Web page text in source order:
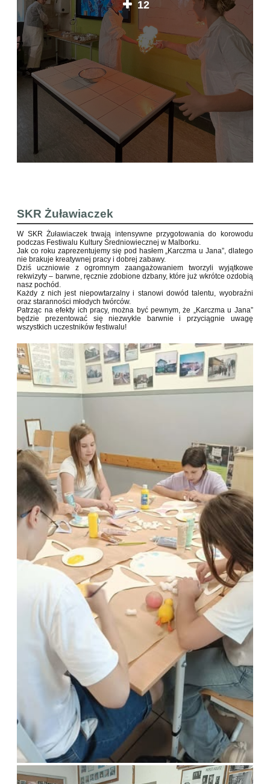
12
SKR Żuławiaczek
W SKR Żuławiaczek trwają intensywne przygotowania do korowodu
podczas Festiwalu Kultury Średniowiecznej w Malborku.
Jak co roku zaprezentujemy się pod hasłem „Karczma u Jana”, dlatego
nie brakuje kreatywnej pracy i dobrej zabawy.
Dziś uczniowie z ogromnym zaangażowaniem tworzyli wyjątkowe
rekwizyty – barwne, ręcznie zdobione dzbany, które już wkrótce ozdobią
nasz pochód.
Każdy z nich jest niepowtarzalny i stanowi dowód talentu, wyobraźni
oraz staranności młodych twórców.
Patrząc na efekty ich pracy, można być pewnym, że „Karczma u Jana”
będzie prezentować się niezwykle barwnie i przyciągnie uwagę
wszystkich uczestników festiwalu!